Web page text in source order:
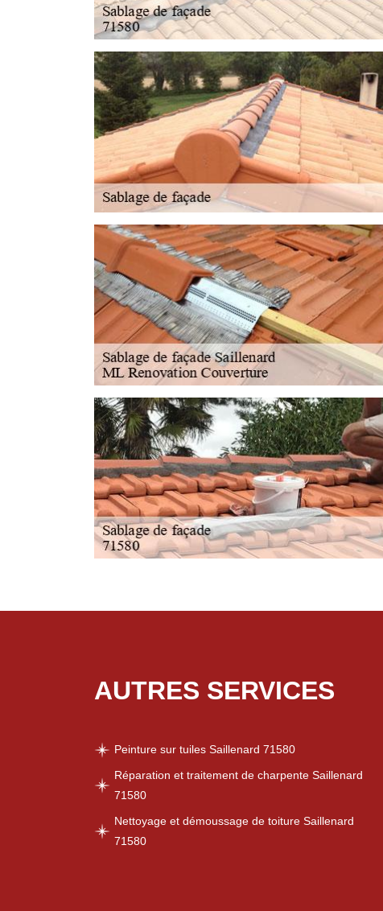
AUTRES SERVICES
Peinture sur tuiles Saillenard 71580
Réparation et traitement de charpente Saillenard
71580
Nettoyage et démoussage de toiture Saillenard
71580